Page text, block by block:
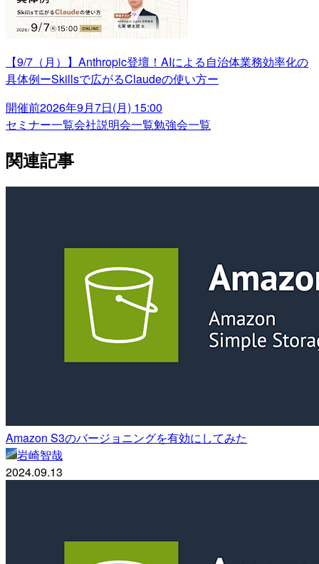
【9/7（月）】Anthropic登壇！AIによる自治体業務効率化の
具体例ーSkillsで広がるClaudeの使い方ー
開催前2026年9月7日(月) 15:00
セミナー一覧会社説明会一覧勉強会一覧
関連記事
Amazon S3のバージョニングを有効にしてみた
岩崎智哉
2024.09.13